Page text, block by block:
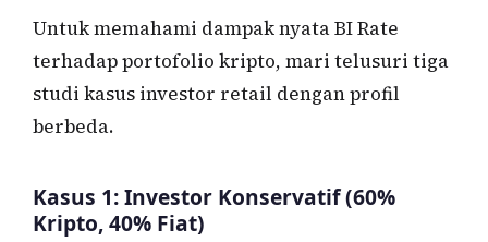
Untuk memahami dampak nyata BI Rate
terhadap portofolio kripto, mari telusuri tiga
studi kasus investor retail dengan profil
berbeda.
Kasus 1: Investor Konservatif (60%
Kripto, 40% Fiat)